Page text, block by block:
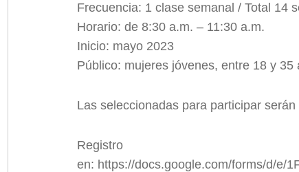
Frecuencia: 1 clase semanal / Total 14
Horario: de 8:30 a.m. – 11:30 a.m.
Inicio: mayo 2023
Público: mujeres jóvenes, entre 18 y 35
Las seleccionadas para participar
Registro
en: https://docs.google.com/forms/d/e/